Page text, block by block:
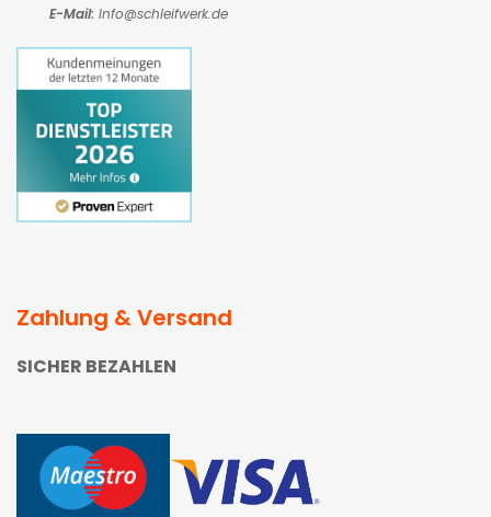
E-Mail: Info@schleifwerk.de
Zahlung & Versand
SICHER BEZAHLEN